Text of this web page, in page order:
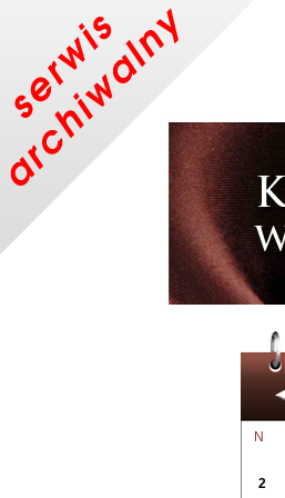
N
2